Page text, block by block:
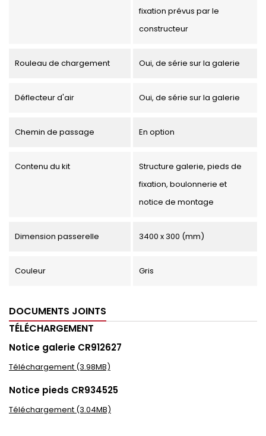
fixation prévus par le
constructeur
Rouleau de chargement Oui, de série sur la galerie
Déflecteur d'air Oui, de série sur la galerie
Chemin de passage En option
Contenu du kit
Structure galerie, pieds de
fixation, boulonnerie et
notice de montage
Dimension passerelle 3400 x 300 (mm)
Couleur Gris
DOCUMENTS JOINTS
TÉLÉCHARGEMENT
Notice galerie CR912627
Téléchargement (3.98MB)
Notice pieds CR934525
Téléchargement (3.04MB)